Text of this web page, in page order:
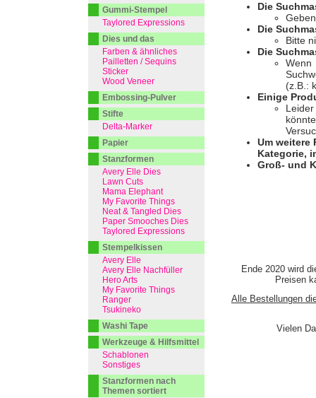
Die
Die
Bitte
Die
(z.B.:
Einige
Um weitere
Kategorie,
Groß- und
Ende 2020 wird
Preisen
Alle Bestellungen
Vielen
Gummi-Stempel
Taylored Expressions
Dies und das
Farben & ähnliches
Pailletten / Sequins
Sticker
Wood Veneer
Embossing-Pulver
Stifte
Delta-Marker
Papier
Stanzformen
Avery Elle Dies
Lawn Cuts
Mama Elephant
My Favorite Things
Neat & Tangled Dies
Paper Smooches Dies
Taylored Expressions
Stempelkissen
Avery Elle
Avery Elle Nachfüller
Hero Arts
My Favorite Things
Ranger
Tsukineko
Washi Tape
Werkzeuge & Hilfsmittel
Schablonen
Sonstiges
Stanzformen nach
Themen sortiert